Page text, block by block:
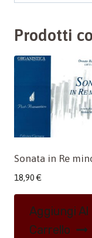
Prodotti
Sonata in Re
18,90 €
Aggiungi Al
Carrello